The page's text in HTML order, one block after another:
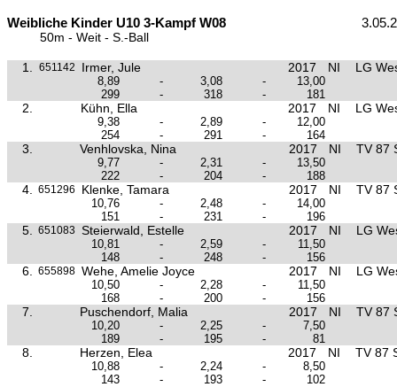
Weibliche Kinder U10 3-Kampf W08
50m - Weit - S.-Ball
1. 651142 Irmer, Jule 2017 NI LG
8,89 - 3,08 -
13,00
299
- 318 - 181
2. Kühn, Ella 2017 NI LG
9,38 - 2,89 -
12,00
254
- 291 - 164
3. Venhlovska, Nina 2017 NI TV 87
9,77 - 2,31 -
13,50
222
- 204 - 188
4. 651296 Klenke, Tamara 2017 NI TV 87
10,76 - 2,48 -
14,00
151
- 231 - 196
5. 651083 Steierwald, Estelle 2017 NI LG
10,81 - 2,59 -
11,50
148
- 248 - 156
6. 655898 Wehe, Amelie Joyce 2017 NI LG
10,50 - 2,28 -
11,50
168
- 200 - 156
7. Puschendorf, Malia 2017 NI TV 87
10,20 - 2,25 -
7,50
189
- 195 - 81
8. Herzen, Elea 2017 NI TV 87
10,88 - 2,24 -
8,50
143
- 193 - 102